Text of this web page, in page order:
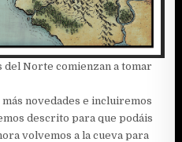
del Norte comienzan a tomar
novedades e incluiremos
descrito para que podáis
volvemos a la cueva para